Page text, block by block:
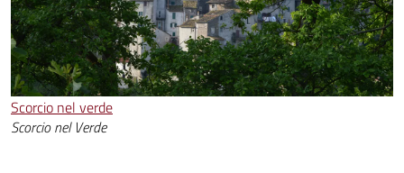
Scorcio nel verde
Scorcio nel Verde